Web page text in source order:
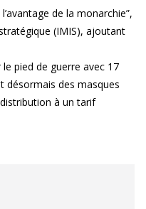
de la monarchie”,
(IMIS), ajoutant
pied de guerre avec 17
désormais des masques
à un tarif